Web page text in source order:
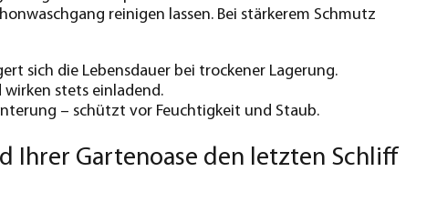
reinigen lassen. Bei stärkerem Schmutz
sich die Lebensdauer bei trockener Lagerung.
wirken stets einladend.
– schützt vor Feuchtigkeit und Staub.
Ihrer Gartenoase den letzten Schliff